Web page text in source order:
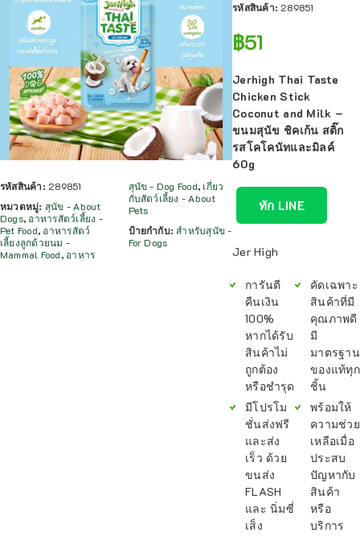
รหัสสินค้า: 289851
หมวดหมู่: สุนัข - About
Dogs, อาหารสัตว์เลี้ยง -
Pet Food, อาหารสัตว์
เลี้ยงลูกด้วยนม -
Mammal Food, อาหาร
สุนัข - Dog Food, เกี่ยว
กับสัตว์เลี้ยง - About
Pets
ป้ายกำกับ:สำหรับสุนัข -
For Dogs
รหัสสินค้า: 289851
฿51
Jerhigh Thai Taste
Chicken Stick
Coconut and Milk –
ขนมสุนัข ชิคเก้น สติ๊ก
รสโคโคนัทและมิลค์
60g
ทัก LINE
Jer High
การันตี
คืนเงิน
100%
หากได้รับ
สินค้าไม่
ถูกต้อง
หรือชำรุด
มีโปรโม
ชั่นส่งฟรี
และส่ง
เร็ว ด้วย
ขนส่ง
FLASH
และ นิ่มซี่
เส็ง
คัดเฉพาะ
สินค้าที่มี
คุณภาพดี
มี
มาตรฐาน
ของแท้ทุก
ชิ้น
พร้อมให้
ความช่วย
เหลือเมื่อ
ประสบ
ปัญหากับ
สินค้า
หรือ
บริการ